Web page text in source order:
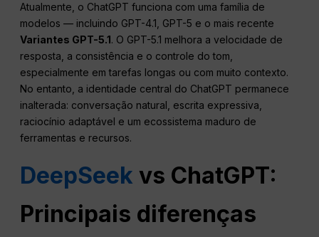
Atualmente, o ChatGPT funciona com uma família de
modelos — incluindo GPT-4.1, GPT-5 e o mais recente
Variantes GPT-5.1. O GPT-5.1 melhora a velocidade de
resposta, a consistência e o controle do tom,
especialmente em tarefas longas ou com muito contexto.
No entanto, a identidade central do ChatGPT permanece
inalterada: conversação natural, escrita expressiva,
raciocínio adaptável e um ecossistema maduro de
ferramentas e recursos.
DeepSeekvs ChatGPT:
Principais diferenças